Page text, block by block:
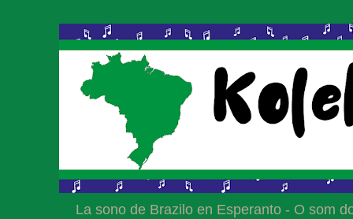
La sono de Brazilo en Esperanto - O som